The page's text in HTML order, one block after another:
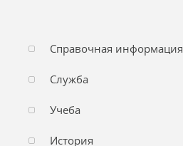
Справочная информация
Служба
Учеба
История